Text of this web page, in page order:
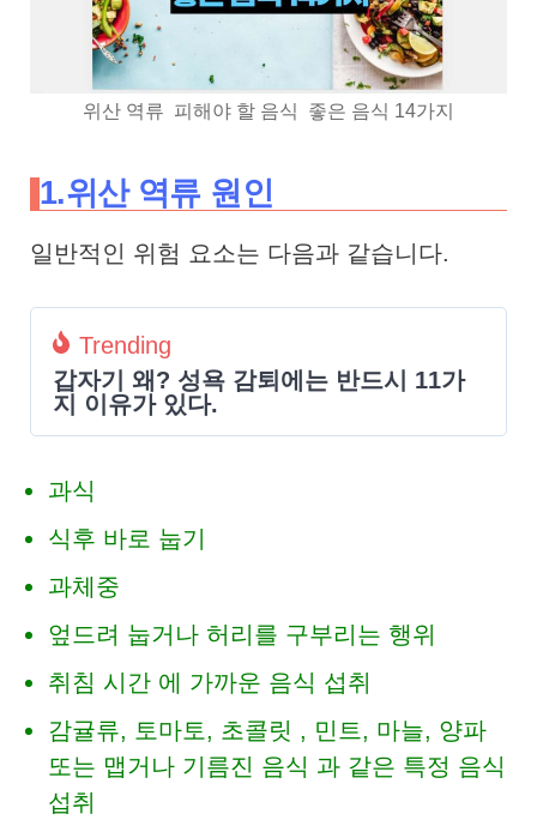
위산 역류 피해야 할 음식 좋은 음식 14가지
1.위산 역류 원인
일반적인 위험 요소는 다음과 같습니다.
Trending
갑자기 왜? 성욕 감퇴에는 반드시 11가
지 이유가 있다.
과식
식후 바로 눕기
과체중
엎드려 눕거나 허리를 구부리는 행위
취침 시간 에 가까운 음식 섭취
감귤류, 토마토, 초콜릿 , 민트, 마늘, 양파
또는 맵거나 기름진 음식 과 같은 특정 음식
섭취